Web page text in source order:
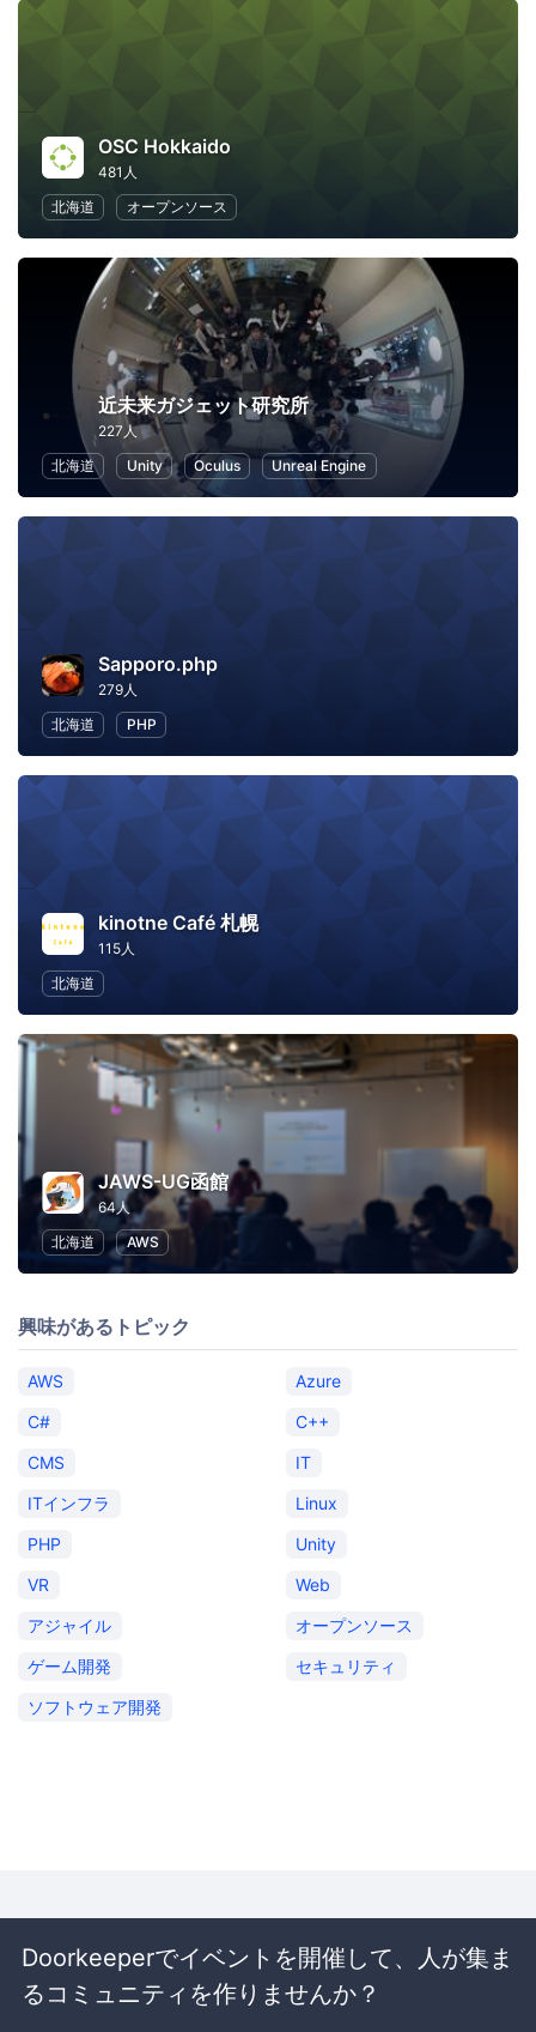
OSC Hokkaido
481人
北海道
オープンソース
近未来ガジェット研究所
227人
北海道
Unity Oculus Unreal Engine
Sapporo.php
279人
北海道
PHP
kinotne Café 札幌
115人
北海道
JAWS-UG函館
64人
北海道
AWS
興味があるトピック
AWS
Azure
C#
C++
CMS
IT
ITインフラ
Linux
PHP
Unity
VR
Web
アジャイル
オープンソース
ゲーム開発
セキュリティ
ソフトウェア開発
Doorkeeperでイベントを開催して、人が集ま
るコミュニティを作りませんか？